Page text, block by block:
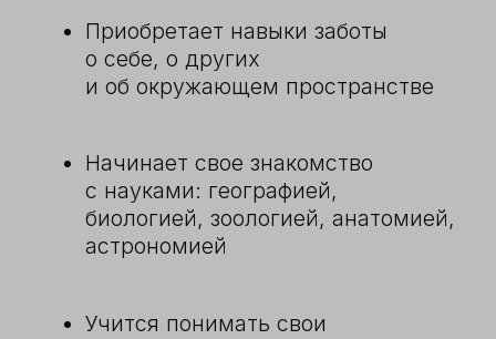
подробнее подробнее о школе
готовится к экзаменам
ЧЕТВЕРТАЯ СТУПЕНЬ:
АВТОР СВОЕГО ОБРАЗОВАНИЯ